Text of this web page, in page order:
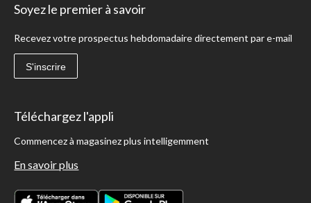
Soyez le premier à savoir
Recevez votre prospectus hebdomadaire directement par e-mail
S'inscrire
Téléchargez l'appli
Commencez à magasinez plus intelligemment
En savoir plus